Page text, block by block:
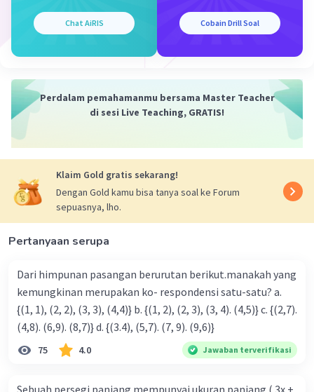
Sekarang kita telah mengubah persamaan "6x + 2y = 5"
menjadi bentuk "y = mx + b," di mana "m" adalah gradien.
Jadi, gradien dari garis 6x + 2y = 5 adalah -3.
Jawaban: C
Chat AiRIS Cobain Drill Soal
Perdalam pemahamanmu bersama Master Teacher
di sesi Live Teaching, GRATIS!
Klaim Gold gratis sekarang!
Dengan Gold kamu bisa tanya soal ke Forum
sepuasnya, lho.
Pertanyaan serupa
Dari himpunan pasangan berurutan berikut.manakah yang
kemungkinan merupakan ko- respondensi satu-satu? a.
{(1, 1), (2, 2), (3, 3), (4,4)} b. {(1, 2), (2, 3), (3, 4). (4,5)} c. {(2,7).
(4,8). (6,9). (8,7)} d. {(3.4), (5,7). (7, 9). (9,6)}
75 4.0 Jawaban terverifikasi